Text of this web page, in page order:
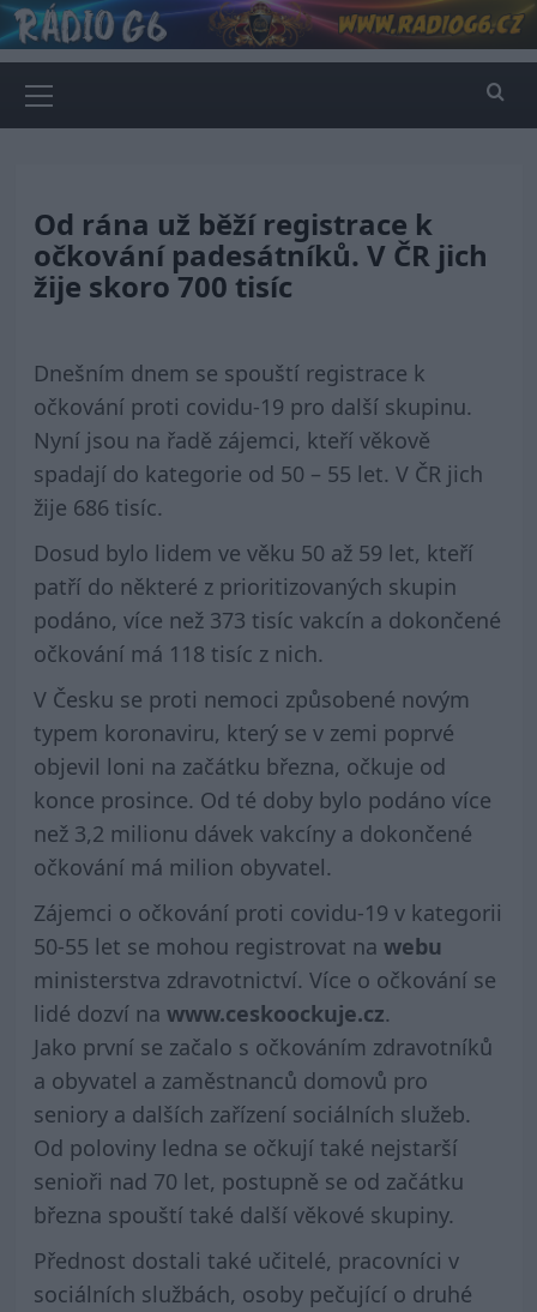
Skip
to
content
Menu
Od rána už běží registrace k
očkování padesátníků. V ČR jich
žije skoro 700 tisíc
Dnešním dnem se spouští registrace k
očkování proti covidu-19 pro další skupinu.
Nyní jsou na řadě zájemci, kteří věkově
spadají do kategorie od 50 – 55 let. V ČR jich
žije 686 tisíc.
Dosud bylo lidem ve věku 50 až 59 let, kteří
patří do některé z prioritizovaných skupin
podáno, více než 373 tisíc vakcín a dokončené
očkování má 118 tisíc z nich.
V Česku se proti nemoci způsobené novým
typem koronaviru, který se v zemi poprvé
objevil loni na začátku března, očkuje od
konce prosince. Od té doby bylo podáno více
než 3,2 milionu dávek vakcíny a dokončené
očkování má milion obyvatel.
Zájemci o očkování proti covidu-19 v kategorii
50-55 let se mohou registrovat na webu
ministerstva zdravotnictví. Více o očkování se
lidé dozví na www.ceskoockuje.cz.
Jako první se začalo s očkováním zdravotníků
a obyvatel a zaměstnanců domovů pro
seniory a dalších zařízení sociálních služeb.
Od poloviny ledna se očkují také nejstarší
senioři nad 70 let, postupně se od začátku
března spouští také další věkové skupiny.
Přednost dostali také učitelé, pracovníci v
sociálních službách, osoby pečující o druhé